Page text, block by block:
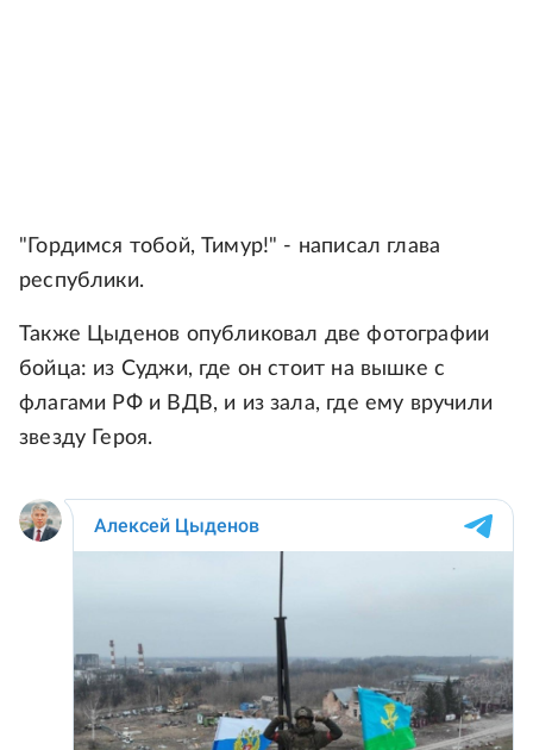
"Гордимся тобой, Тимур!" - написал глава
республики.
Также Цыденов опубликовал две фотографии
бойца: из Суджи, где он стоит на вышке с
флагами РФ и ВДВ, и из зала, где ему вручили
звезду Героя.